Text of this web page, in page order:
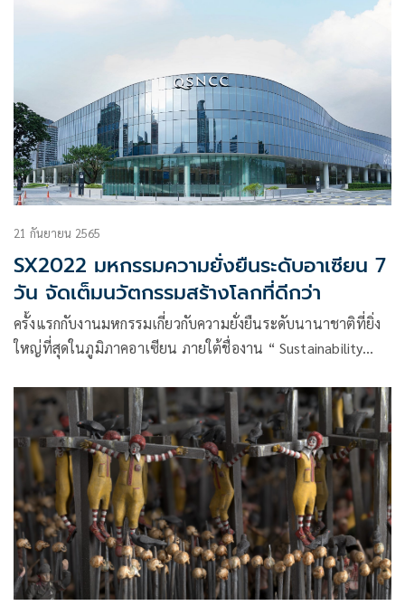
21 กันยายน 2565
SX2022 มหกรรมความยั่งยืนระดับอาเซียน 7
วัน จัดเต็มนวัตกรรมสร้างโลกที่ดีกว่า
ครั้งแรกกับงานมหกรรมเกี่ยวกับความยั่งยืนระดับนานาชาติที่ยิ่ง
ใหญ่ที่สุดในภูมิภาคอาเซียน ภายใต้ชื่องาน “ Sustainability
2565